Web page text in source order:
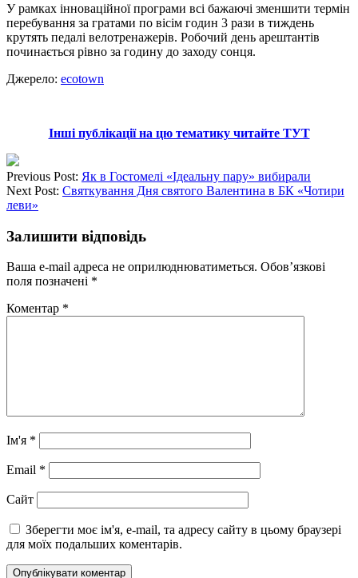
У рамках інноваційної програми всі бажаючі зменшити термін
перебування за гратами по вісім годин 3 рази в тиждень
крутять педалі велотренажерів. Робочий день арештантів
починається рівно за годину до заходу сонця.
Джерело: ecotown
Інші публікації на цю тематику читайте ТУТ
Previous Post: Як в Гостомелі «Ідеальну пару» вибирали
Next Post: Святкування Дня святого Валентина в БК «Чотири
леви»
Залишити відповідь
Ваша e-mail адреса не оприлюднюватиметься. Обов’язкові
поля позначені *
Коментар *
Ім'я *
Email *
Сайт
Зберегти моє ім'я, e-mail, та адресу сайту в цьому браузері
для моїх подальших коментарів.